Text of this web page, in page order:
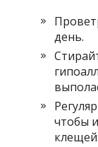
день.
чтобы
клещей.